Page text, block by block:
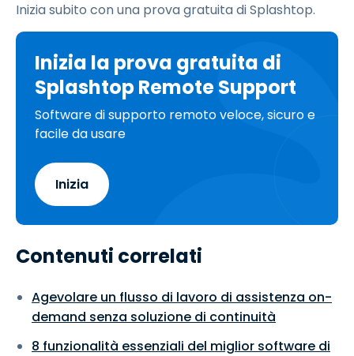
Inizia subito con una prova gratuita di Splashtop.
Inizia la prova gratuita di
Splashtop Remote Support
Software di supporto remoto veloce, sicuro e
facile da usare
Inizia
Contenuti correlati
Agevolare un flusso di lavoro di assistenza on-
demand senza soluzione di continuità
8 funzionalità essenziali del miglior software di